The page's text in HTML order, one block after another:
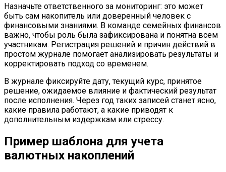
Назначьте ответственного за мониторинг: это может
быть сам накопитель или доверенный человек с
финансовыми знаниями. В команде семейных финансов
важно, чтобы роль была зафиксирована и понятна всем
участникам. Регистрация решений и причин действий в
простом журнале помогает анализировать результаты и
корректировать подход со временем.
В журнале фиксируйте дату, текущий курс, принятое
решение, ожидаемое влияние и фактический результат
после исполнения. Через год таких записей станет ясно,
какие правила работают, а какие приводят к
дополнительным издержкам или стрессу.
Пример шаблона для учета
валютных накоплений